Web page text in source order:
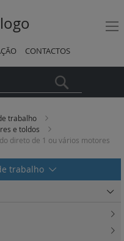
CONTACTOS
trabalho
e toldos
direto de 1 ou vários motores
trabalho